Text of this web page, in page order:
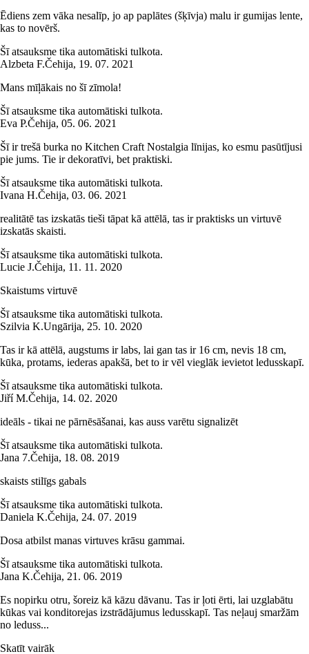
Ēdiens zem vāka nesalīp, jo ap paplātes (šķīvja) malu ir gumijas lente,
kas to novērš.
Šī atsauksme tika automātiski tulkota.
Alzbeta F.Čehija, 19. 07. 2021
Mans mīļākais no šī zīmola!
Šī atsauksme tika automātiski tulkota.
Eva P.Čehija, 05. 06. 2021
Šī ir trešā burka no Kitchen Craft Nostalgia līnijas, ko esmu pasūtījusi
pie jums. Tie ir dekoratīvi, bet praktiski.
Šī atsauksme tika automātiski tulkota.
Ivana H.Čehija, 03. 06. 2021
realitātē tas izskatās tieši tāpat kā attēlā, tas ir praktisks un virtuvē
izskatās skaisti.
Šī atsauksme tika automātiski tulkota.
Lucie J.Čehija, 11. 11. 2020
Skaistums virtuvē
Šī atsauksme tika automātiski tulkota.
Szilvia K.Ungārija, 25. 10. 2020
Tas ir kā attēlā, augstums ir labs, lai gan tas ir 16 cm, nevis 18 cm,
kūka, protams, iederas apakšā, bet to ir vēl vieglāk ievietot ledusskapī.
Šī atsauksme tika automātiski tulkota.
Jiří M.Čehija, 14. 02. 2020
ideāls - tikai ne pārnēsāšanai, kas auss varētu signalizēt
Šī atsauksme tika automātiski tulkota.
Jana 7.Čehija, 18. 08. 2019
skaists stilīgs gabals
Šī atsauksme tika automātiski tulkota.
Daniela K.Čehija, 24. 07. 2019
Dosa atbilst manas virtuves krāsu gammai.
Šī atsauksme tika automātiski tulkota.
Jana K.Čehija, 21. 06. 2019
Es nopirku otru, šoreiz kā kāzu dāvanu. Tas ir ļoti ērti, lai uzglabātu
kūkas vai konditorejas izstrādājumus ledusskapī. Tas neļauj smaržām
no leduss...
Skatīt vairāk